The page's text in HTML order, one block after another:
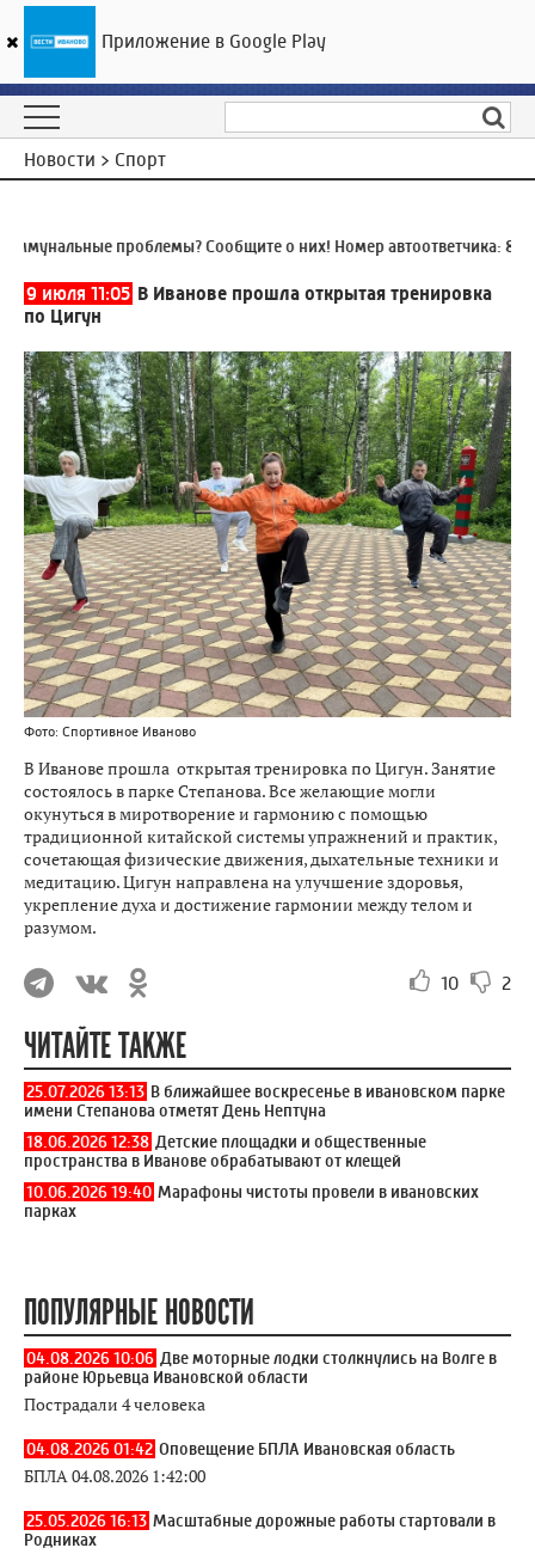
ГТРК «Ивтелерадио»
Новости > Спорт
проблемы? Сообщите о них! Номер автоответчика:8
9 июля 11:05 В Иванове прошла открытая тренировка
по Цигун
Фото: Спортивное Иваново
В Иванове прошла открытая тренировка по Цигун. Занятие
состоялось в парке Степанова. Все желающие могли
окунуться в миротворение и гармонию с помощью
традиционной китайской системы упражнений и практик,
сочетающая физические движения, дыхательные техники и
медитацию. Цигун направлена на улучшение здоровья,
укрепление духа и достижение гармонии между телом и
разумом.
10 2
ЧИТАЙТЕ ТАКЖЕ
25.07.2026 13:13 В ближайшее воскресенье в ивановском парке
имени Степанова отметят День Нептуна
18.06.2026 12:38 Детские площадки и общественные
пространства в Иванове обрабатывают от клещей
10.06.2026 19:40 Марафоны чистоты провели в ивановских
парках
ПОПУЛЯРНЫЕ НОВОСТИ
04.08.2026 10:06 Две моторные лодки столкнулись на Волге в
районе Юрьевца Ивановской области
Пострадали 4 человека
04.08.2026 01:42 Оповещение БПЛА Ивановская область
БПЛА 04.08.2026 1:42:00
25.05.2026 16:13 Масштабные дорожные работы стартовали в
Родниках
Приложение в Google Play